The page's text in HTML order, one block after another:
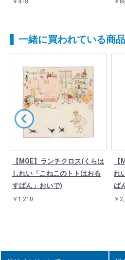
￥418 ￥
一緒に買われている商品
【MOE】ランチクロス(くらは
しれい「こねこのトトはおる
すばん」おいで)
￥1,210
れ
ば
￥